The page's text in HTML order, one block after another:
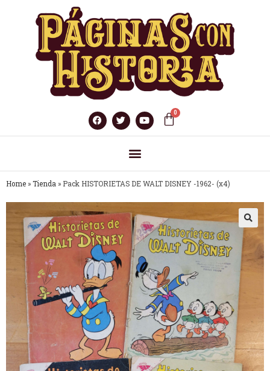
Home » Tienda » Pack HISTORIETAS DE WALT DISNEY -1962- (x4)
🔍